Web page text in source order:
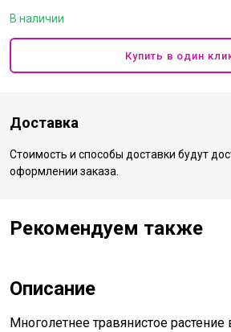
В наличии
Купить в один
Доставка
Стоимость и способы доставки будут
оформлении заказа.
Рекомендуем также
Описание
Многолетнее травянистое